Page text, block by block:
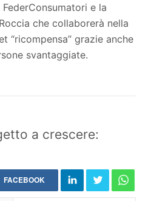
e la
che collaborerà nella
“ricompensa” grazie anche
svantaggiate.
a crescere:
FACEBOOK